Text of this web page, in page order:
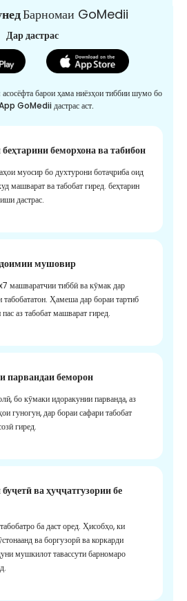
Барномаи GoMedii
Дар дастрас
барои ҳама ниёзҳои тиббии шумо бо
GoMedii дастрас аст.
беморхона ва табибон
муосир бо духтурони ботаҷриба оид
машварат ва табобат гиред. беҳтарин
дастрас.
мушовир
машваратчии тиббӣ ва кӯмак дар
табобататон. Ҳамеша дар бораи тартиб
аз табобат машварат гиред.
парвандаи беморон
бо кӯмаки идоракунии парванда, аз
гуногун, дар бораи сафари табобат
гиред.
ва ҳуҷҷатгузории бе
ба даст оред. Ҳисобҳо, ки
ва боргузорӣ ва коркарди
мушкилот тавассути барномаро